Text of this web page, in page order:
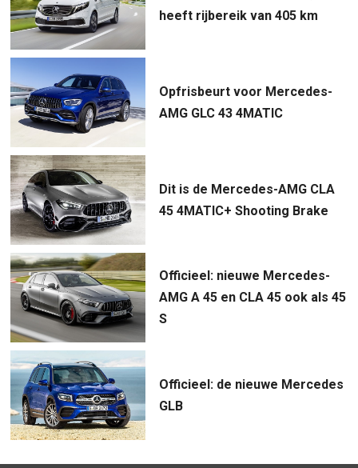
heeft rijbereik van 405 km
Opfrisbeurt voor Mercedes-
AMG GLC 43 4MATIC
Dit is de Mercedes-AMG CLA
45 4MATIC+ Shooting Brake
Officieel: nieuwe Mercedes-
AMG A 45 en CLA 45 ook als 45
S
Officieel: de nieuwe Mercedes
GLB